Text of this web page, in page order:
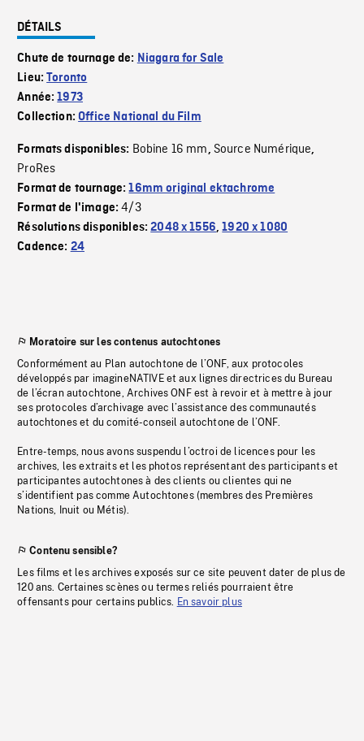
DÉTAILS
Chute de tournage de: Niagara for Sale
Lieu:Toronto
Année:1973
Collection:Office National du Film
Formats disponibles: Bobine 16 mm, Source Numérique,
ProRes
Format de tournage:16mm original ektachrome
Format de l'image:4/3
Résolutions disponibles:2048 x 1556,1920 x 1080
Cadence: 24
Moratoire sur les contenus autochtones
Conformément au Plan autochtone de l’ONF, aux protocoles
développés par imagineNATIVE et aux lignes directrices du Bureau
de l’écran autochtone, Archives ONF est à revoir et à mettre à jour
ses protocoles d’archivage avec l’assistance des communautés
autochtones et du comité-conseil autochtone de l’ONF.
Entre-temps, nous avons suspendu l’octroi de licences pour les
archives, les extraits et les photos représentant des participants et
participantes autochtones à des clients ou clientes qui ne
s’identifient pas comme Autochtones (membres des Premières
Nations, Inuit ou Métis).
Contenu sensible?
Les films et les archives exposés sur ce site peuvent dater de plus de
120 ans. Certaines scènes ou termes reliés pourraient être
offensants pour certains publics. En savoir plus